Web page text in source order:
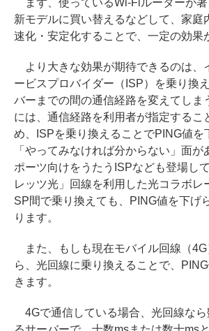
新モデルに買い替えるなどして、家庭
速化・安定化することで、一定の効果
より大きな効果が期待できるのは、
ービスプロバイダー（ISP）を乗り換
バーまでの間の通信経路を変えてしま
には、通信経路を利用者が指定するこ
め、ISPを乗り換えることでPING値を
「やってみなければ分からない」面が
ポーツ向けをうたうISPなども登場し
レッツ光」回線を利用した光コラボレ
SP間で乗り換えても、PING値を下げ
ります。
また、もしも現在モバイル回線（4G
ら、光回線に乗り換えることで、
きます。
4Gで通信している場合、光回線なら